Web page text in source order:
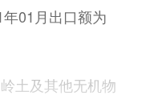
年01月出口额为
土及其他无机物